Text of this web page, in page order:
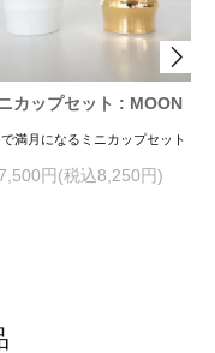
カップセット : MOON
満月になるミニカップセット
円(税込8,250円)